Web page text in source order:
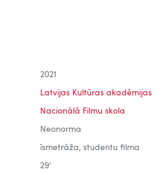
2021
Latvijas Kultūras akadēmijas
Nacionālā Filmu skola
Neonorma
īsmetrāža, studentu filma
29'